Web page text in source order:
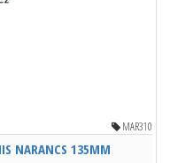
MAR310
NARANCS 135MM